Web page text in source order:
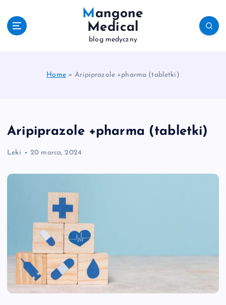
Mangone
Medical
blog medyczny
Home»Aripiprazole +pharma (tabletki)
Aripiprazole +pharma (tabletki)
Leki 20 marca, 2024